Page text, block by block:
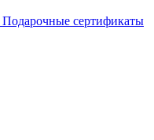
Подарочные сертификаты